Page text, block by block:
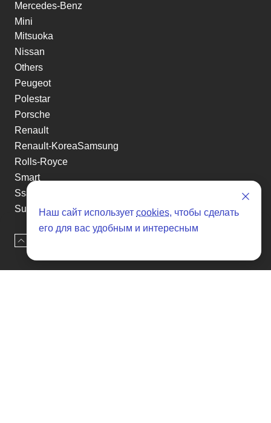
Mercedes-Benz
Mini
Mitsuoka
Nissan
Others
Peugeot
Polestar
Porsche
Renault
Renault-KoreaSamsung
Rolls-Royce
Smart
Ssangyong
Subaru
Suzuki
Tesla
Toyota
Volkswagen
Наш сайт использует cookies, чтобы сделать
его для вас удобным и интересным